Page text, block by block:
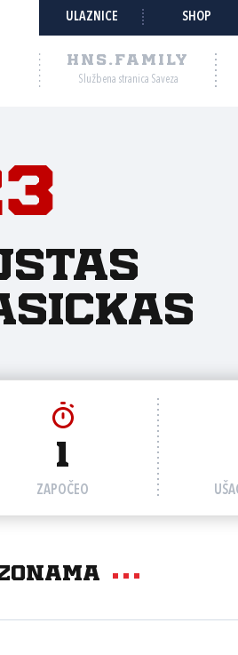
ULAZNICE SHOP
HNS.FAMILY
Službena stranica Saveza
1
ZAPOČEO